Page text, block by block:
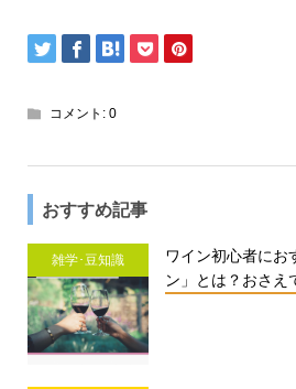
コメント: 0
おすすめ記事
雑学･豆知識
ワイン初心者にお
ン」とは？おさえ